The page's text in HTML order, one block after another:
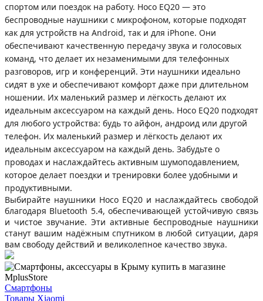
спортом или поездок на работу. Hoco EQ20 — это
беспроводные наушники с микрофоном, которые подходят
как для устройств на Android, так и для iPhone. Они
обеспечивают качественную передачу звука и голосовых
команд, что делает их незаменимыми для телефонных
разговоров, игр и конференций. Эти наушники идеально
сидят в ухе и обеспечивают комфорт даже при длительном
ношении. Их маленький размер и лёгкость делают их
идеальным аксессуаром на каждый день. Hoco EQ20 подходят
для любого устройства: будь то айфон, андроид или другой
телефон. Их маленький размер и лёгкость делают их
идеальным аксессуаром на каждый день. Забудьте о
проводах и наслаждайтесь активным шумоподавлением,
которое делает поездки и тренировки более удобными и
продуктивными.
Выбирайте наушники Hoco EQ20 и наслаждайтесь свободой
благодаря Bluetooth 5.4, обеспечивающей устойчивую связь
и чистое звучание. Эти активные беспроводные наушники
станут вашим надёжным спутником в любой ситуации, даря
вам свободу действий и великолепное качество звука.
Смартфоны
Товары Xiaomi